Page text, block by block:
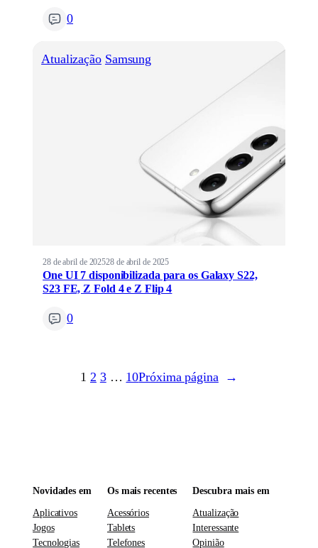
0
Atualização Samsung
28 de abril de 202528 de abril de 2025
One UI 7 disponibilizada para os Galaxy S22,
S23 FE, Z Fold 4 e Z Flip 4
0
1 2 3 … 10Próxima página →
Novidades em
Aplicativos
Jogos
Tecnologias
Os mais recentes
Acessórios
Tablets
Telefones
Descubra mais em
Atualização
Interessante
Opinião